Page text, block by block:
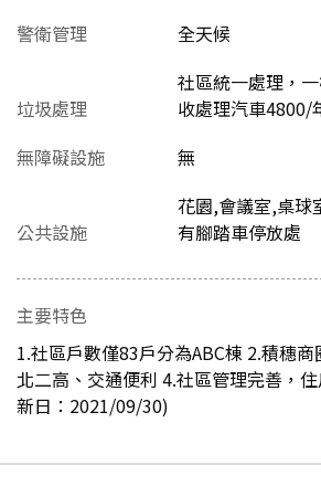
警衛管理
全天候
垃圾處理
社區統一處理，
收處理汽車4800/
無障礙設施
無
公共設施
花園,會議室,桌球
有腳踏車停放處
主要特色
1.社區戶數僅83戶分為ABC棟 2.積穗
北二高、交通便利 4.社區管理完善，
新日：2021/09/30)